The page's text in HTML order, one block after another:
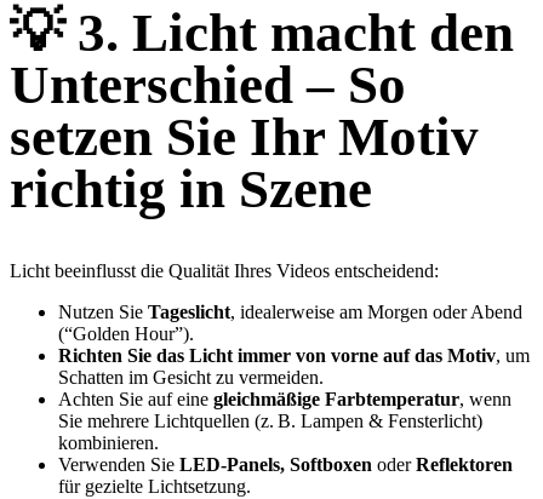
💡 3. Licht macht den
Unterschied – So
setzen Sie Ihr Motiv
richtig in Szene
Licht beeinflusst die Qualität Ihres Videos entscheidend:
Nutzen Sie Tageslicht, idealerweise am Morgen oder Abend
(“Golden Hour”).
Richten Sie das Licht immer von vorne auf das Motiv, um
Schatten im Gesicht zu vermeiden.
Achten Sie auf eine gleichmäßige Farbtemperatur, wenn
Sie mehrere Lichtquellen (z. B. Lampen & Fensterlicht)
kombinieren.
Verwenden Sie LED-Panels, Softboxen oderReflektoren
für gezielte Lichtsetzung.